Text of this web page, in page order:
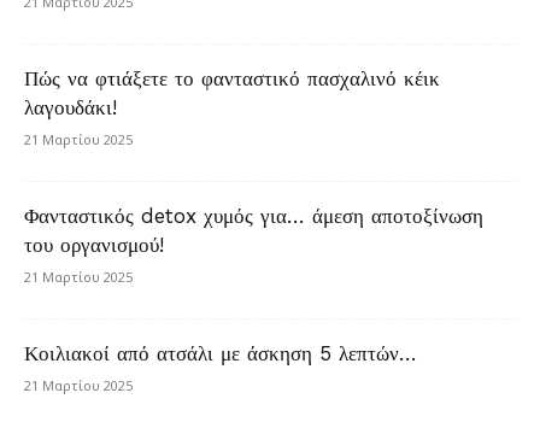
Πώς να φτιάξετε το φανταστικό πασχαλινό κέικ
λαγουδάκι!
21 Μαρτίου 2025
Φανταστικός detox χυμός για… άμεση αποτοξίνωση
του οργανισμού!
21 Μαρτίου 2025
Κοιλιακοί από ατσάλι με άσκηση 5 λεπτών…
21 Μαρτίου 2025